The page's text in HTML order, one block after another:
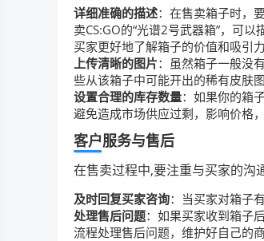
详细准确的描述：在售卖箱子时，
卖CS:GO的“光谱2号武器箱”，可
买家更好地了解箱子的价值和吸引力
上传清晰的图片：虽然箱子一般没
些从该箱子中可能开出的稀有皮肤
设置合理的库存数量：如果你的箱
避免造成市场供应过剩，影响价格
客户服务与售后
在售卖过程中,要注重与买家的沟
及时回复买家咨询：当买家对箱子
处理售后问题：如果买家收到箱子
流程处理售后问题，维护好自己的商